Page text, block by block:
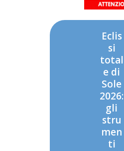
Eclis
si
total
e di
Sole
2026:
gli
stru
men
ti